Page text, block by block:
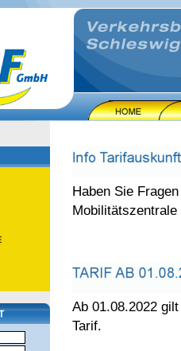
Haben Sie
Mobilitätszentrale
Ab 01.08.2022
Tarif.